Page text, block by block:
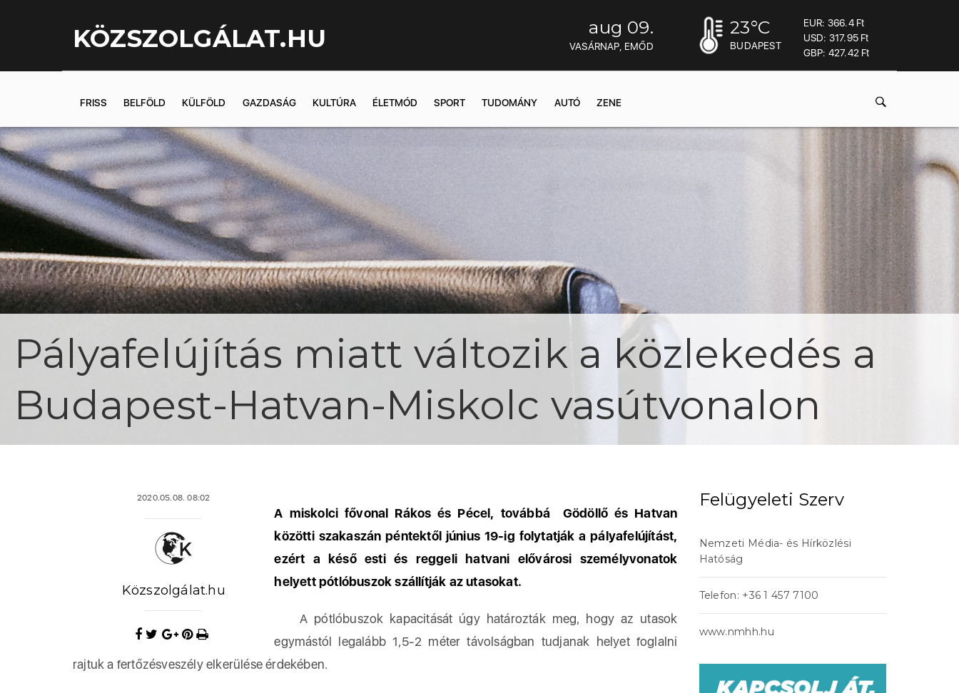
KÖZSZOLGÁLAT.HU aug 09.
VASÁRNAP, EMŐD
23°C
BUDAPEST
EUR: 366.4 Ft
USD: 317.95 Ft
GBP: 427.42 Ft
FRISS BELFÖLD KÜLFÖLD GAZDASÁG KULTÚRA ÉLETMÓD SPORT TUDOMÁNY AUTÓ ZENE
Pályafelújítás miatt változik a közlekedés a
Budapest-Hatvan-Miskolc vasútvonalon
2020.05.08. 08:02
Közszolgálat.hu
A miskolci fővonal Rákos és Pécel, továbbá Gödöllő és Hatvan
közötti szakaszán péntektől június 19-ig folytatják a pályafelújítást,
ezért a késő esti és reggeli hatvani elővárosi személyvonatok
helyett pótlóbuszok szállítják az utasokat.
A pótlóbuszok kapacitását úgy határozták meg, hogy az utasok
egymástól legalább 1,5-2 méter távolságban tudjanak helyet foglalni
rajtuk a fertőzésveszély elkerülése érdekében.
Felügyeleti Szerv
Nemzeti Média- és Hírközlési
Hatóság
Telefon: +36 1 457 7100
www.nmhh.hu